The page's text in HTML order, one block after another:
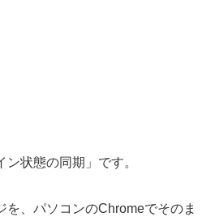
状態の同期」です。
を、パソコンのChromeでそのま